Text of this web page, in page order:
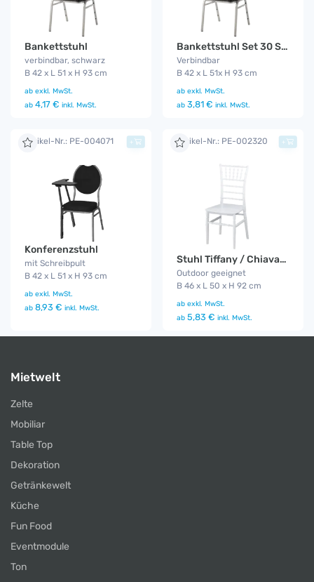
Bankettstuhl
verbindbar, schwarz
B 42 x L 51 x H 93 cm
ab exkl. MwSt.
ab 4,17 € inkl. MwSt.
Bankettstuhl Set 30 Stück
Verbindbar
B 42 x L 51x H 93 cm
ab exkl. MwSt.
ab 3,81 € inkl. MwSt.
Artikel-Nr.: PE-004071
Konferenzstuhl
mit Schreibpult
B 42 x L 51 x H 93 cm
ab exkl. MwSt.
ab 8,93 € inkl. MwSt.
+ Artikel-Nr.: PE-002320
Stuhl Tiffany / Chiavaristyle
Outdoor geeignet
B 46 x L 50 x H 92 cm
ab exkl. MwSt.
ab 5,83 € inkl. MwSt.
+
Mietwelt
Zelte
Mobiliar
Table Top
Dekoration
Getränkewelt
Küche
Fun Food
Eventmodule
Ton